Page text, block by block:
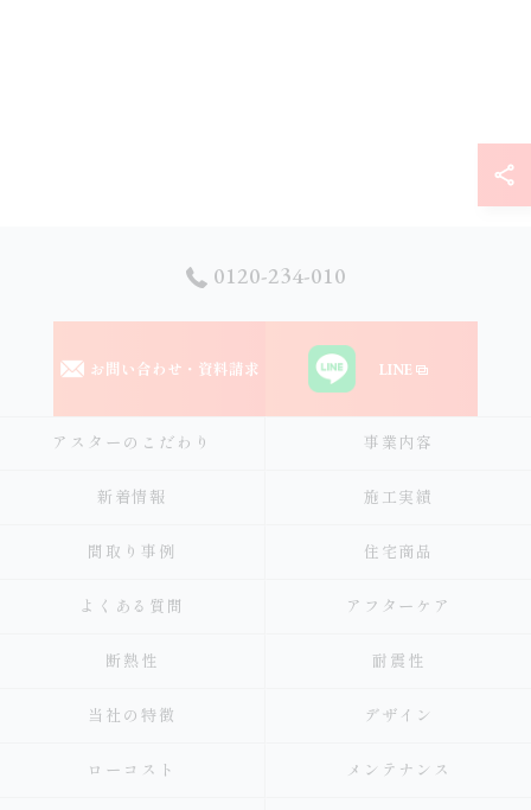
0120-234-010
お問い合わせ・資料請求 LINE
アスターのこだわり 事業内容
新着情報 施工実績
間取り事例 住宅商品
よくある質問 アフターケア
断熱性 耐震性
当社の特徴 デザイン
ローコスト メンテナンス